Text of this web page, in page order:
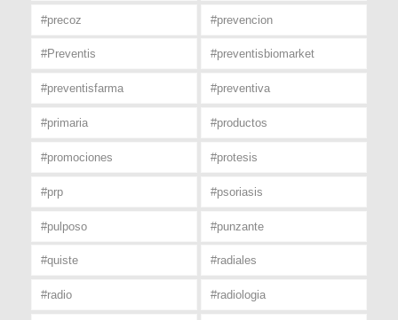
#precoz #prevencion
#Preventis #preventisbiomarket
#preventisfarma #preventiva
#primaria #productos
#promociones #protesis
#prp #psoriasis
#pulposo #punzante
#quiste #radiales
#radio #radiologia